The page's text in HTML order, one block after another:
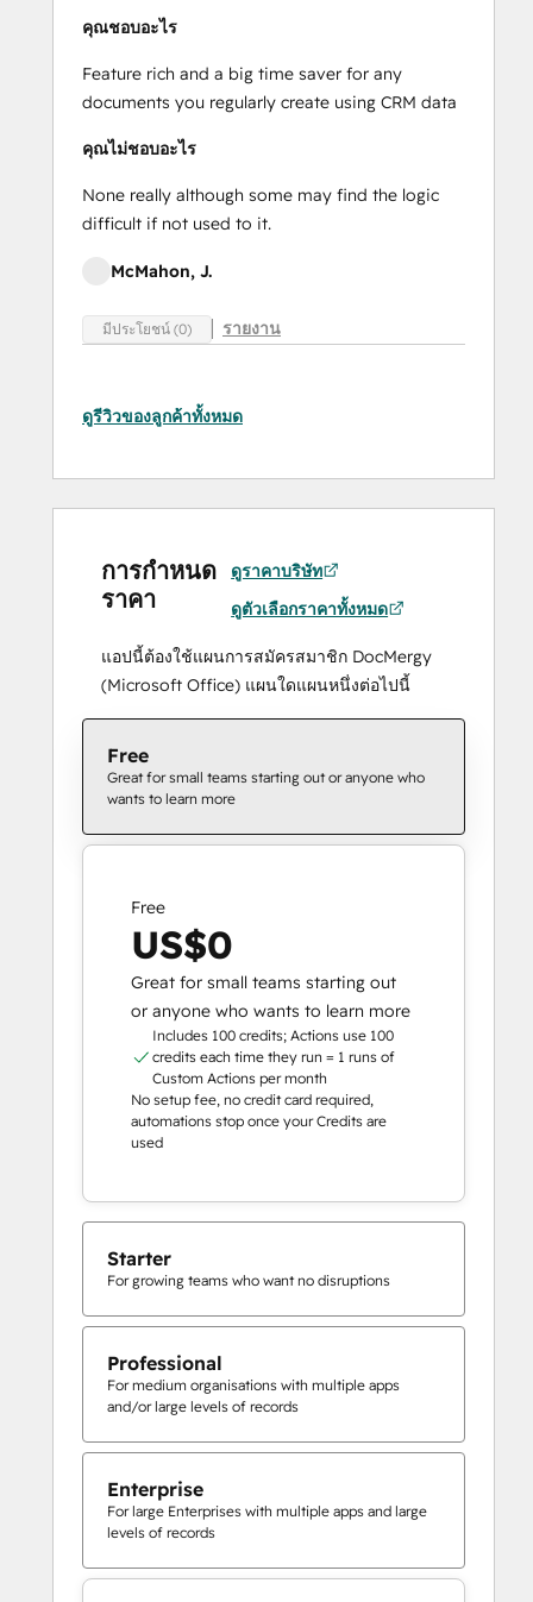
คุณชอบอะไร
Feature rich and a big time saver for any
documents you regularly create using CRM data
คุณไม่ชอบอะไร
None really although some may find the logic
difficult if not used to it.
McMahon, J.
มีประโยชน์ (0) รายงาน
ดูรีวิวของลูกค้าทั้งหมด
การกำหนด
ราคา
ดูราคาบริษัท
ดูตัวเลือกราคาทั้งหมด
แอปนี้ต้องใช้แผนการสมัครสมาชิก DocMergy
(Microsoft Office) แผนใดแผนหนึ่งต่อไปนี้
Free
Great for small teams starting out or anyone who
wants to learn more
Free
US$0
Great for small teams starting out
or anyone who wants to learn more
Includes 100 credits; Actions use 100
credits each time they run = 1 runs of
Custom Actions per month
No setup fee, no credit card required,
automations stop once your Credits are
used
Starter
For growing teams who want no disruptions
Professional
For medium organisations with multiple apps
and/or large levels of records
Enterprise
For large Enterprises with multiple apps and large
levels of records